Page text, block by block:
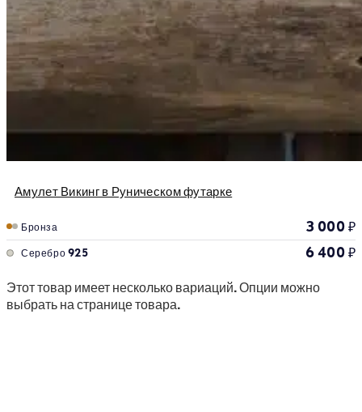
Амулет Викинг в Руническом футарке
Бронза 3 000₽
Серебро 925 6 400₽
Этот товар имеет несколько вариаций. Опции можно
выбрать на странице товара.